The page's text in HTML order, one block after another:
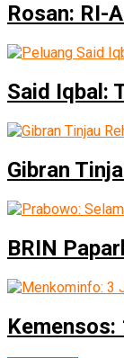
Rosan: RI-
Said Iqbal:
Gibran
BRIN